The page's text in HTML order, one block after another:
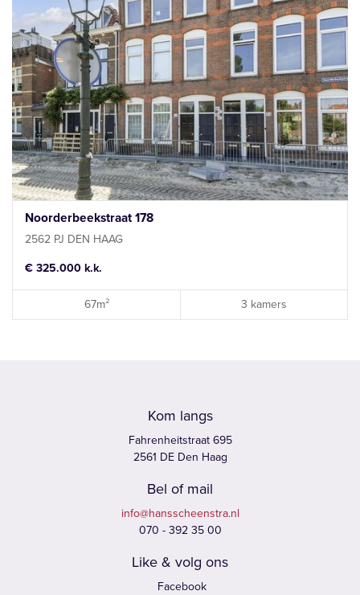
Noorderbeekstraat 178
2562 PJ DEN HAAG
€ 325.000 k.k.
67m² 3 kamers
Kom langs
Fahrenheitstraat 695
2561 DE Den Haag
Bel of mail
info@hansscheenstra.nl
070 - 392 35 00
Like & volg ons
Facebook